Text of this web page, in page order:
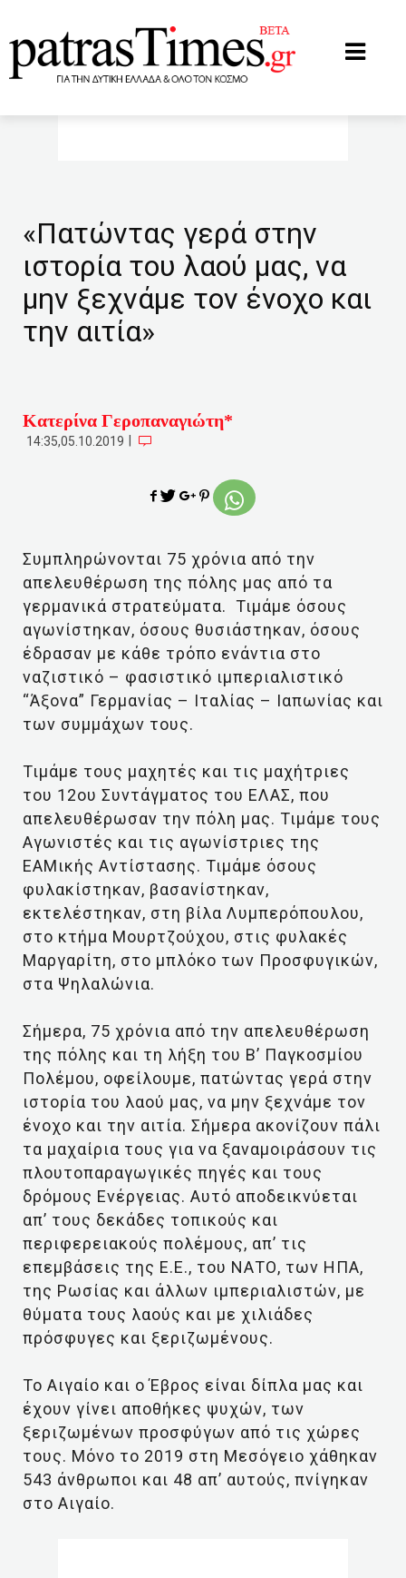
«Πατώντας γερά στην
ιστορία του λαού μας, να
μην ξεχνάμε τον ένοχο και
την αιτία»
Κατερίνα Γεροπαναγιώτη*
14:35,05.10.2019
Συμπληρώνονται 75 χρόνια από την
απελευθέρωση της πόλης μας από τα
γερμανικά στρατεύματα. Τιμάμε όσους
αγωνίστηκαν, όσους θυσιάστηκαν, όσους
έδρασαν με κάθε τρόπο ενάντια στο
ναζιστικό – φασιστικό ιμπεριαλιστικό
“Άξονα” Γερμανίας – Ιταλίας – Ιαπωνίας και
των συμμάχων τους.
Τιμάμε τους μαχητές και τις μαχήτριες
του 12ου Συντάγματος του ΕΛΑΣ, που
απελευθέρωσαν την πόλη μας. Τιμάμε τους
Αγωνιστές και τις αγωνίστριες της
ΕΑΜικής Αντίστασης. Τιμάμε όσους
φυλακίστηκαν, βασανίστηκαν,
εκτελέστηκαν, στη βίλα Λυμπερόπουλου,
στο κτήμα Μουρτζούχου, στις φυλακές
Μαργαρίτη, στο μπλόκο των Προσφυγικών,
στα Ψηλαλώνια.
Σήμερα, 75 χρόνια από την απελευθέρωση
της πόλης και τη λήξη του Β’ Παγκοσμίου
Πολέμου, οφείλουμε, πατώντας γερά στην
ιστορία του λαού μας, να μην ξεχνάμε τον
ένοχο και την αιτία. Σήμερα ακονίζουν πάλι
τα μαχαίρια τους για να ξαναμοιράσουν τις
πλουτοπαραγωγικές πηγές και τους
δρόμους Ενέργειας. Αυτό αποδεικνύεται
απ’ τους δεκάδες τοπικούς και
περιφερειακούς πολέμους, απ’ τις
επεμβάσεις της Ε.Ε., του ΝΑΤΟ, των ΗΠΑ,
της Ρωσίας και άλλων ιμπεριαλιστών, με
θύματα τους λαούς και με χιλιάδες
πρόσφυγες και ξεριζωμένους.
Το Αιγαίο και ο Έβρος είναι δίπλα μας και
έχουν γίνει αποθήκες ψυχών, των
ξεριζωμένων προσφύγων από τις χώρες
τους. Μόνο το 2019 στη Μεσόγειο χάθηκαν
543 άνθρωποι και 48 απ’ αυτούς, πνίγηκαν
στο Αιγαίο.